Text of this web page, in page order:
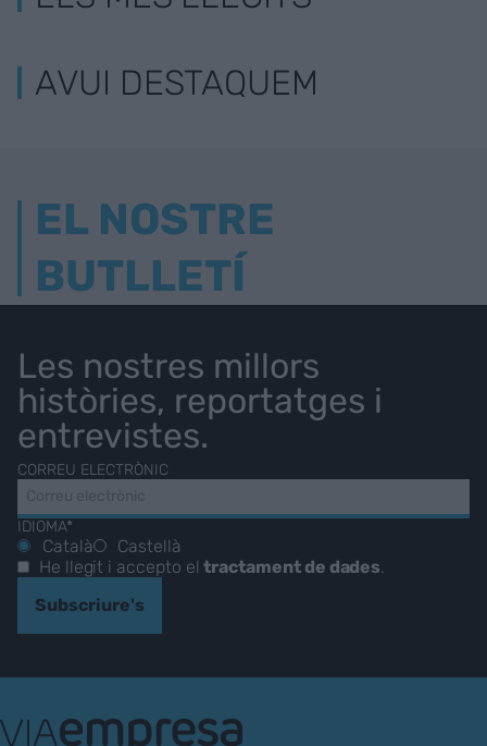
AVUI DESTAQUEM
EL NOSTRE
BUTLLETÍ
Les nostres millors
històries, reportatges i
entrevistes.
CORREU ELECTRÒNIC
IDIOMA*
Català
Castellà
He llegit i accepto eltractament de dades.
Subscriure's